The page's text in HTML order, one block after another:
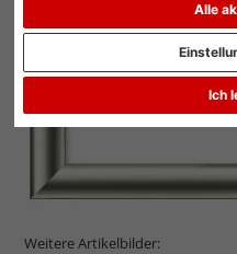
Alle
Ich
Weitere Artikelbilder: